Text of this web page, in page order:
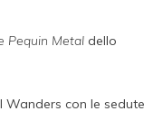
Pequin Metal dello
Wanders con le sedute